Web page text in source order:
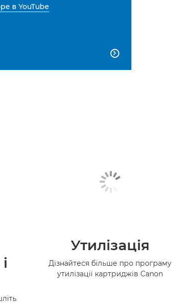
в YouTube

Утилізація
Дізнайтеся більше про програму
утилізації картриджів Canon